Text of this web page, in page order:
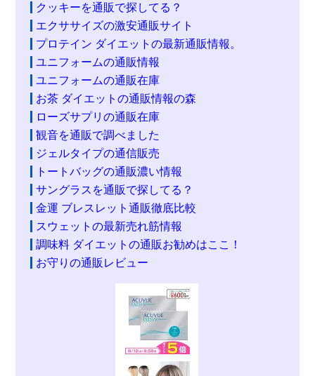
クッキーを通販で探してる？
エクササイズの激安通販サイト
プロテイン ダイエットの最新通販情報。
ユニフォームの通販情報
ユニフォームの通販在庫
お茶 ダイエットの通販情報の森
ローズサプリの通販在庫
観音を通販で調べました
ジェルタイプの通信販売
トートバッグの通販濃い情報
サングラスを通販で探してる？
金運 ブレスレット通販徹底比較
スウェットの最新売れ筋情報
調味料 ダイエットの通販お勧めはここ！
お守りの通販レビュー